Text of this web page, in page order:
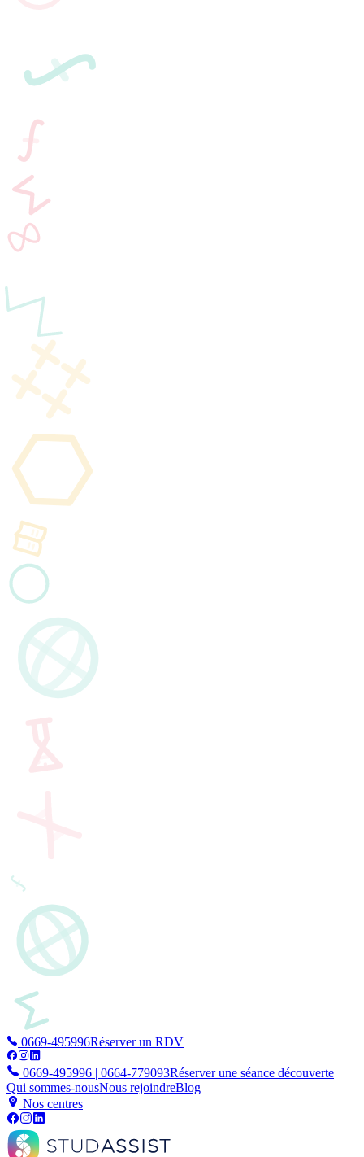
0669-495996Réserver un RDV
0669-495996 | 0664-779093Réserver une séance découverte
Qui sommes-nousNous rejoindreBlog
Nos centres